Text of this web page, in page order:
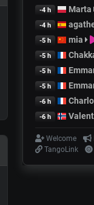
-4 h Marta
-4 h
-5 h mia
-5 h
-5 h
-5 h
-6 h
-6 h
Welcome
TangoLink